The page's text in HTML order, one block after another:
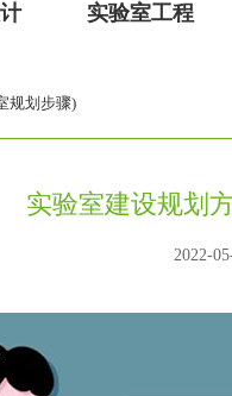
实验室工程
规划步骤)
实验室建设规划
2022-